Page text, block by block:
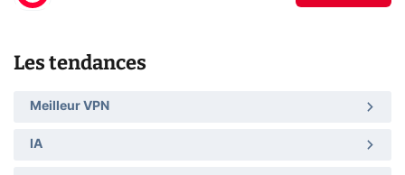
Les tendances
Meilleur VPN
IA